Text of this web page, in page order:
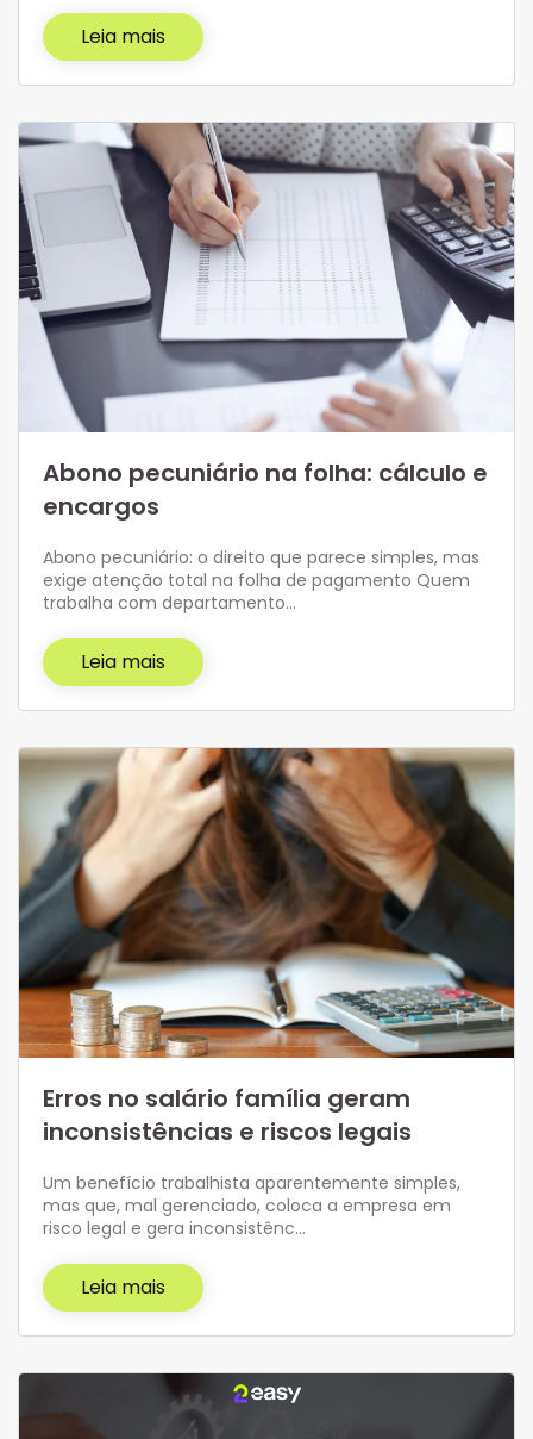
Leia mais
Abono pecuniário na folha: cálculo e
encargos
Abono pecuniário: o direito que parece simples, mas
exige atenção total na folha de pagamento Quem
trabalha com departamento…
Leia mais
Erros no salário família geram
inconsistências e riscos legais
Um benefício trabalhista aparentemente simples,
mas que, mal gerenciado, coloca a empresa em
risco legal e gera inconsistênc…
Leia mais